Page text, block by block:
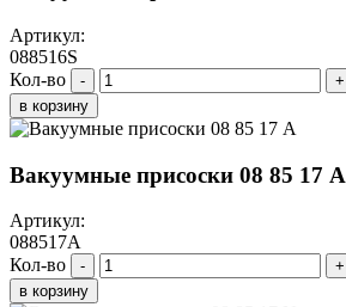
Артикул:
088516S
Кол-во
-
+
в корзину
Вакуумные присоски 08 85 17 A
Артикул:
088517A
Кол-во
-
+
в корзину